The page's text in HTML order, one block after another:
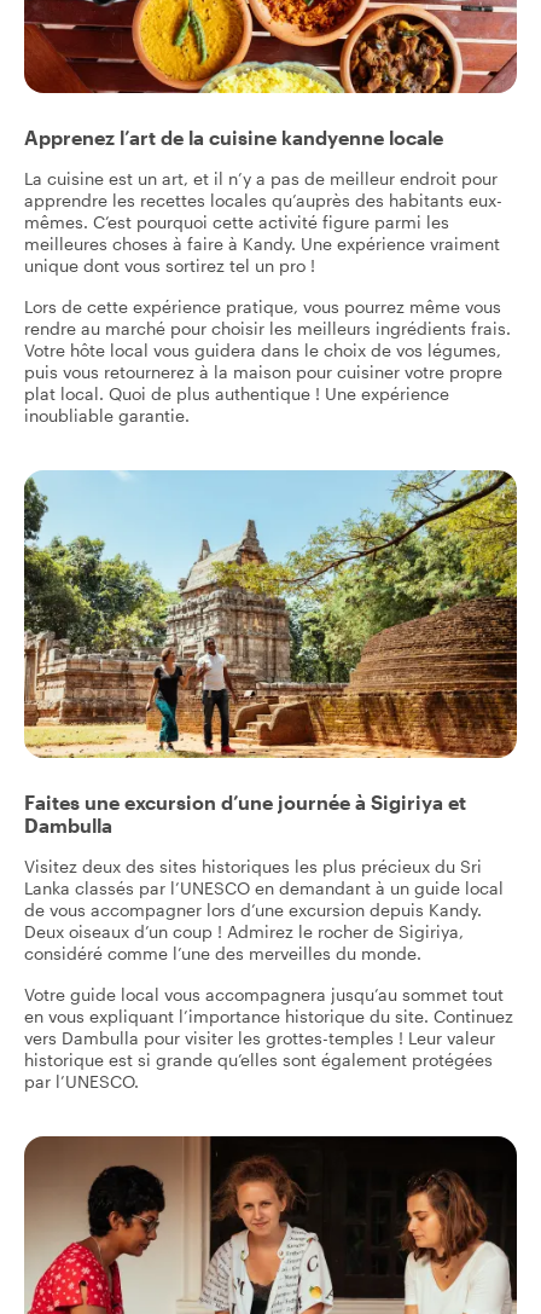
Apprenez l’art de la cuisine kandyenne locale
La cuisine est un art, et il n’y a pas de meilleur endroit pour
apprendre les recettes locales qu’auprès des habitants eux-
mêmes. C’est pourquoi cette activité figure parmi les
meilleures choses à faire à Kandy. Une expérience vraiment
unique dont vous sortirez tel un pro !
Lors de cette expérience pratique, vous pourrez même vous
rendre au marché pour choisir les meilleurs ingrédients frais.
Votre hôte local vous guidera dans le choix de vos légumes,
puis vous retournerez à la maison pour cuisiner votre propre
plat local. Quoi de plus authentique ! Une expérience
inoubliable garantie.
Faites une excursion d’une journée à Sigiriya et
Dambulla
Visitez deux des sites historiques les plus précieux du Sri
Lanka classés par l’UNESCO en demandant à un guide local
de vous accompagner lors d’une excursion depuis Kandy.
Deux oiseaux d’un coup ! Admirez le rocher de Sigiriya,
considéré comme l’une des merveilles du monde.
Votre guide local vous accompagnera jusqu’au sommet tout
en vous expliquant l’importance historique du site. Continuez
vers Dambulla pour visiter les grottes-temples ! Leur valeur
historique est si grande qu’elles sont également protégées
par l’UNESCO.